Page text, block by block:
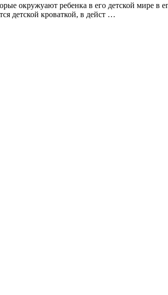
окружуают ребенка в его детской мире в
детской кроваткой, в дейст …